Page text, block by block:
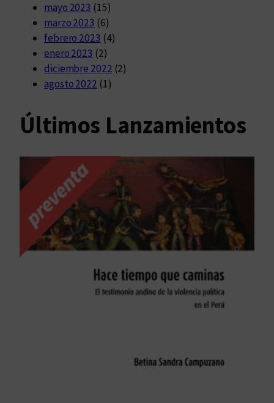
mayo 2023 (15)
marzo 2023 (6)
febrero 2023 (4)
enero 2023 (2)
diciembre 2022 (2)
agosto 2022 (1)
Últimos Lanzamientos